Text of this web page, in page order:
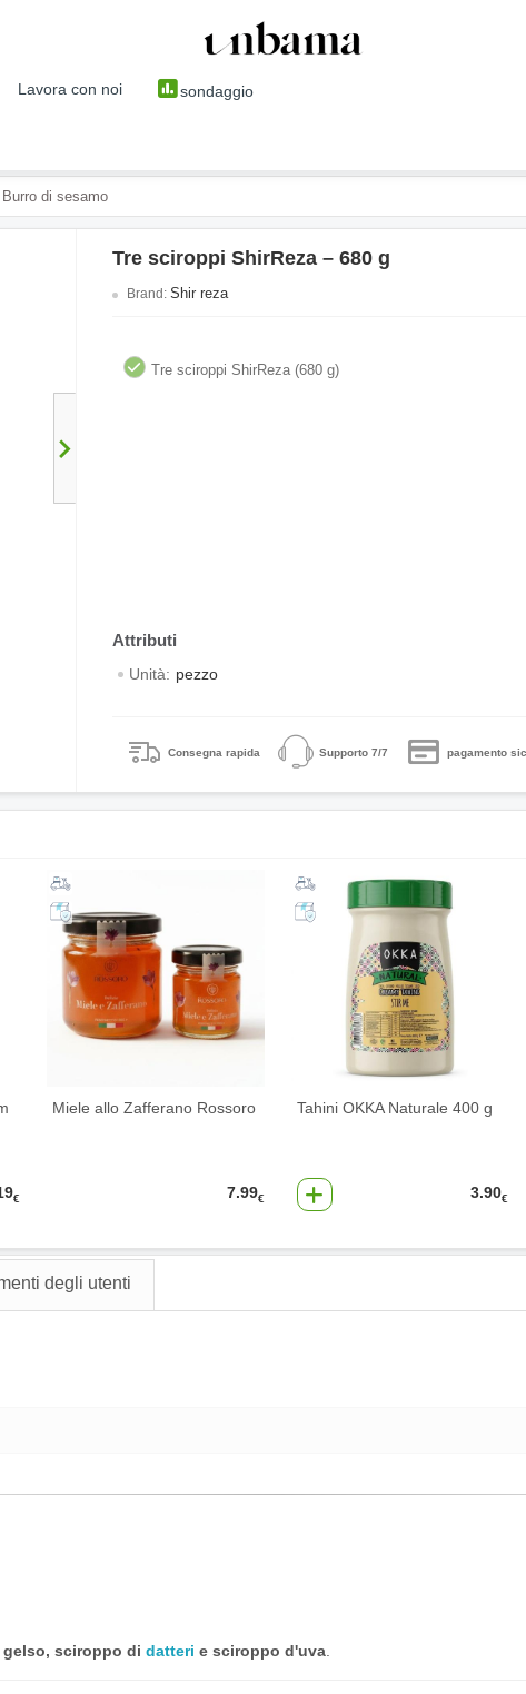
Lavora con noi sondaggio
Burro di sesamo
Tre sciroppi ShirReza – 680 g
Brand:Shir reza
Tre sciroppi ShirReza (680 g)
Unità: pezzo
Consegna rapida Supporto 7/7 pagamento
€
Miele allo Zafferano Rossoro
7.99€
Tahini OKKA Naturale 400 g
3.90€
degli utenti
sciroppo di datteri e sciroppo d'uva